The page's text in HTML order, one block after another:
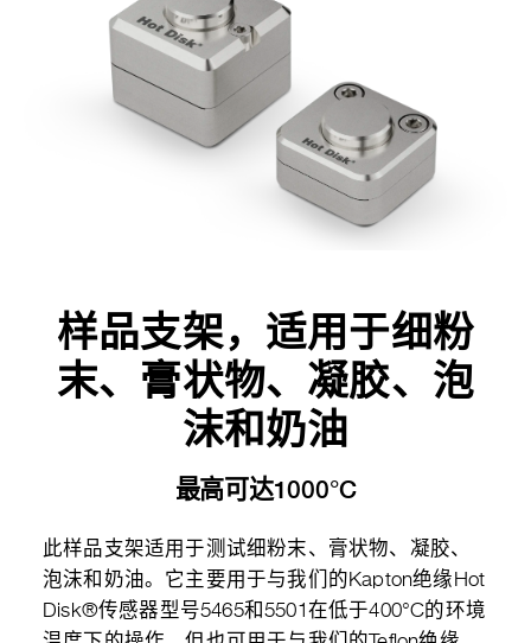
样品支架，适用于细粉
末、膏状物、凝胶、泡
沫和奶油
最高可达1000°C
此样品支架适用于测试细粉末、膏状物、凝胶、
泡沫和奶油。它主要用于与我们的Kapton绝缘Hot
Disk®传感器型号5465和5501在低于400°C的环境